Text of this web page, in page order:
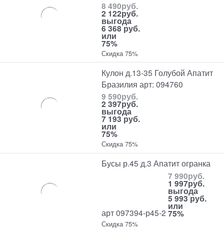
8 490руб.
2 122руб.
выгода
6 368 руб.
или
75%
Скидка 75%
Кулон д.13-35 Голубой Апатит
Бразилия арт: 094760
9 590руб.
2 397руб.
выгода
7 193 руб.
или
75%
Скидка 75%
Бусы р.45 д.3 Апатит огранка
арт 097394-р45-2
7 990руб.
1 997руб.
выгода
5 993 руб.
или
75%
Скидка 75%